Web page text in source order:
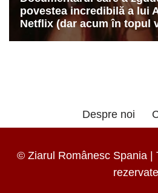
Despre noi
© Ziarul Românesc Spania |
rezervate